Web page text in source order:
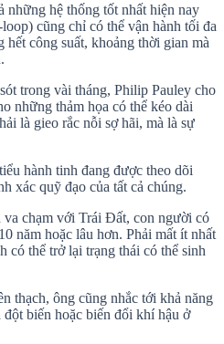
những hệ thống tốt nhất hiện nay
cũng chỉ có thể vận hành tối đa
hết công suất, khoảng thời gian mà
trong vài tháng, Philip Pauley cho
những thảm họa có thể kéo dài
là gieo rắc nỗi sợ hãi, mà là sự
hành tinh đang được theo dõi
xác quỹ đạo của tất cả chúng.
chạm với Trái Đất, con người có
năm hoặc lâu hơn. Phải mất ít nhất
có thể trở lại trạng thái có thể sinh
thạch, ông cũng nhắc tới khả năng
biến hoặc biến đổi khí hậu ở